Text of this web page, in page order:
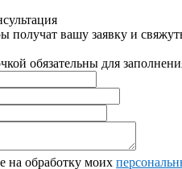
вашу заявку и
обязательны для
на обработку моих